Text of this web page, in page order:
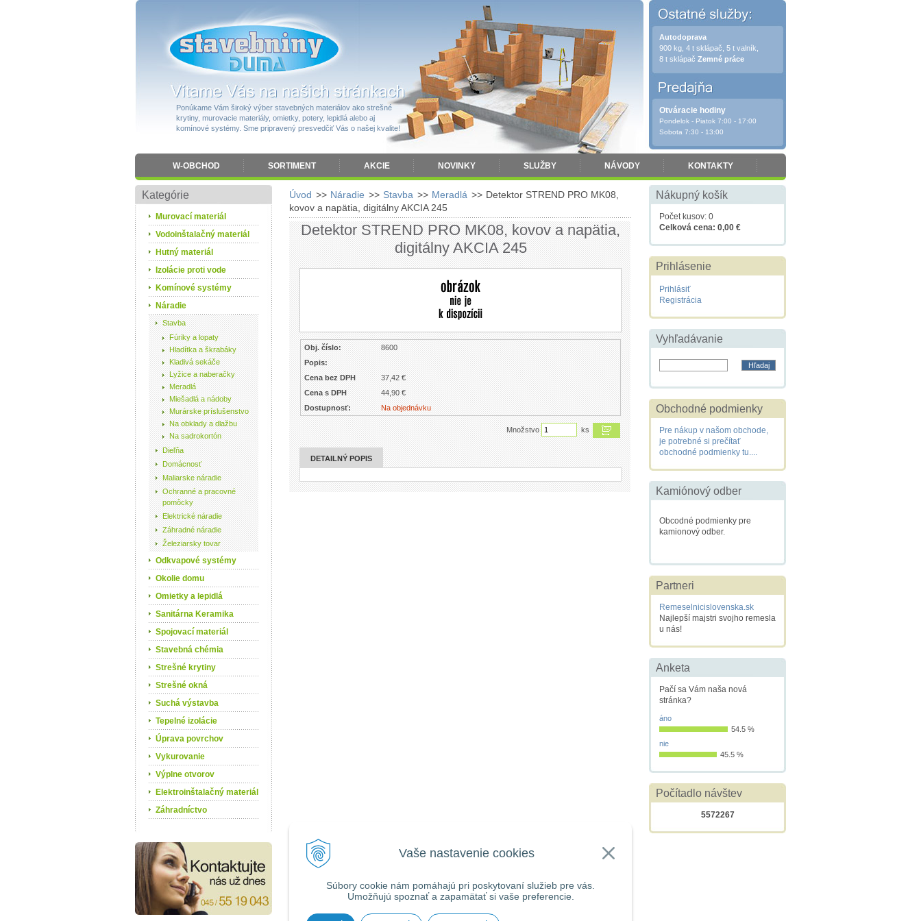
Vaše nastavenie cookies
Súbory cookie nám pomáhajú pri poskytovaní služieb pre vás.
Umožňujú spoznať a zapamätať si vaše preferencie.
Ponúkame Vám široký výber stavebných materiálov ako strešné
krytiny, murovacie materiály, omietky, potery, lepidlá alebo aj
komínové systémy. Sme pripravený presvedčiť Vás o našej kvalite!
W-OBCHOD SORTIMENT AKCIE NOVINKY SLUŽBY NÁVODY KONTAKTY
Autodoprava
900 kg, 4 t sklápač, 5 t valník,
8 t sklápač Zemné práce
Otváracie hodiny
Pondelok - Piatok 7:00 - 17:00
Sobota 7:30 - 13:00
Úvod >> Náradie >> Stavba >> Meradlá >> Detektor STREND PRO MK08,
kovov a napätia, digitálny AKCIA 245
Detektor STREND PRO MK08, kovov a napätia,
digitálny AKCIA 245
Obj. číslo:
8600
Popis:
Cena bez DPH
37,42 €
Cena s DPH
44,90 €
Dostupnosť:
Na objednávku
Množstvo ks
DETAILNÝ POPIS
Kategórie
Murovací materiál
Vodoinštalačný materiál
Hutný materiál
Izolácie proti vode
Komínové systémy
Náradie
Stavba
Fúriky a lopaty
Hladítka a škrabáky
Kladivá sekáče
Lyžice a naberačky
Meradlá
Miešadlá a nádoby
Murárske príslušenstvo
Na obklady a dlažbu
Na sadrokortón
Dieľňa
Domácnosť
Maliarske náradie
Ochranné a pracovné
pomôcky
Elektrické náradie
Záhradné náradie
Železiarsky tovar
Odkvapové systémy
Okolie domu
Omietky a lepidlá
Sanitárna Keramika
Spojovací materiál
Stavebná chémia
Strešné krytiny
Strešné okná
Suchá výstavba
Tepelné izolácie
Úprava povrchov
Vykurovanie
Výplne otvorov
Elektroinštalačný materiál
Záhradníctvo
Nákupný košík
Počet kusov: 0
Celková cena: 0,00 €
Prihlásenie
Prihlásiť
Registrácia
Vyhľadávanie
Obchodné podmienky
Pre nákup v našom obchode,
je potrebné si prečítať
obchodné podmienky tu....
Kamiónový odber
Obcodné podmienky pre
kamionový odber.
Partneri
Remeselnicislovenska.sk
Najlepší majstri svojho remesla
u nás!
Anketa
Pačí sa Vám naša nová
stránka?
áno
54.5 %
nie
45.5 %
Počítadlo návštev
5572267